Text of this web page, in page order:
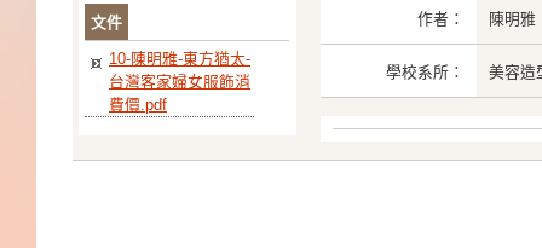
文件
10-陳明雅-東方猶太-
台灣客家婦女服飾消
費價.pdf
作者： 陳明雅
學校系所： 美容造